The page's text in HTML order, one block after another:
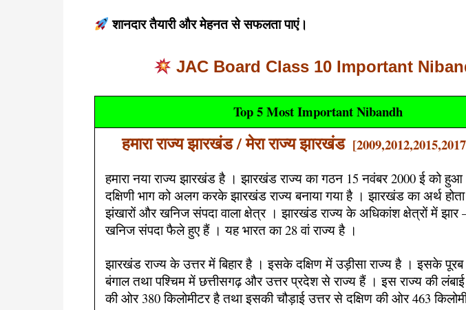
शानदार तैयारी और मेहनत से सफलता पाएं।
JAC Board Class 10 Important
Top 5 Most Important Nibandh
हमारा राज्य झारखंड / मेरा राज्य झारखंड
हमारा नया राज्य झारखंड है । झारखंड राज्य का गठन 15 नवंबर 2000 ई को हुआ
दक्षिणी भाग को अलग करके झारखंड राज्य बनाया गया है । झारखंड का अर्थ
झंखारों और खनिज संपदा वाला क्षेत्र । झारखंड राज्य के अधिकांश क्षेत्रों में
खनिज संपदा फैले हुए हैं । यह भारत का 28 वां राज्य है ।
झारखंड राज्य के उत्तर में बिहार है । इसके दक्षिण में उड़ीसा राज्य है । इसके पूरब
बंगाल तथा पश्चिम में छत्तीसगढ़ और उत्तर प्रदेश से राज्य हैं । इस राज्य की लंबाई
की ओर 380 किलोमीटर है तथा इसकी चौड़ाई उत्तर से दक्षिण की ओर 463